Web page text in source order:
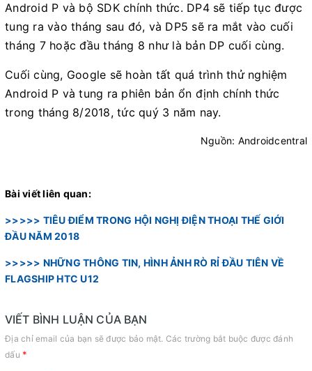
Android P và bộ SDK chính thức. DP4 sẽ tiếp tục được
tung ra vào tháng sau đó, và DP5 sẽ ra mắt vào cuối
tháng 7 hoặc đầu tháng 8 như là bản DP cuối cùng.
Cuối cùng, Google sẽ hoàn tất quá trình thử nghiệm
Android P và tung ra phiên bản ổn định chính thức
trong tháng 8/2018, tức quý 3 năm nay.
Nguồn: Androidcentral
Bài viết liên quan:
>>>>> TIÊU ĐIỂM TRONG HỘI NGHỊ ĐIỆN THOẠI THẾ GIỚI
ĐẦU NĂM 2018
>>>>> NHỮNG THÔNG TIN, HÌNH ẢNH RÒ RỈ ĐẦU TIÊN VỀ
FLAGSHIP HTC U12
VIẾT BÌNH LUẬN CỦA BẠN
Địa chỉ email của bạn sẽ được bảo mật. Các trường bắt buộc được đánh
dấu *